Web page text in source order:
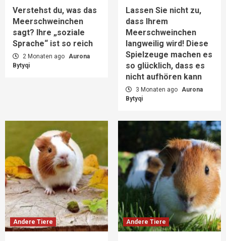
Verstehst du, was das
Meerschweinchen
sagt? Ihre „soziale
Sprache“ ist so reich
2 Monaten ago Aurona
Bytyqi
Lassen Sie nicht zu,
dass Ihrem
Meerschweinchen
langweilig wird! Diese
Spielzeuge machen es
so glücklich, dass es
nicht aufhören kann
3 Monaten ago Aurona
Bytyqi
Andere Tiere Andere Tiere